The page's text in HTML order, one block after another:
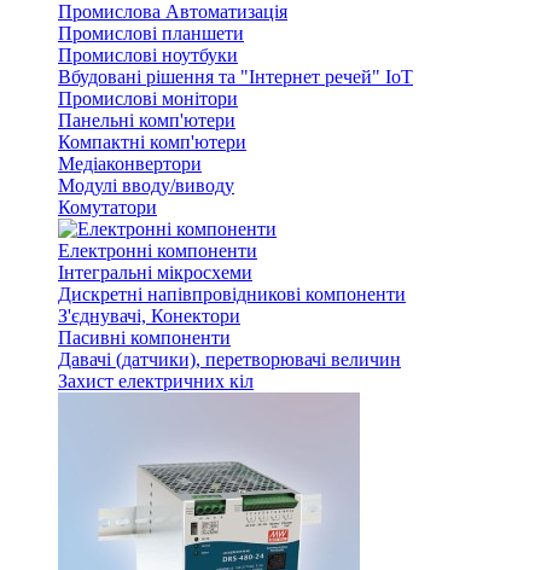
Промислова Автоматизація
Промислові планшети
Промислові ноутбуки
Вбудовані рішення та "Інтернет речей" IoT
Промислові монітори
Панельні комп'ютери
Компактні комп'ютери
Медіаконвертори
Модулі вводу/виводу
Комутатори
Електронні компоненти
Інтегральні мікросхеми
Дискретні напівпровідникові компоненти
З'єднувачі, Конектори
Пасивні компоненти
Давачі (датчики), перетворювачі величин
Захист електричних кіл